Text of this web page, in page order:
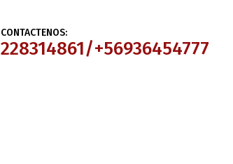
CONTACTENOS:
228314861/+56936454777